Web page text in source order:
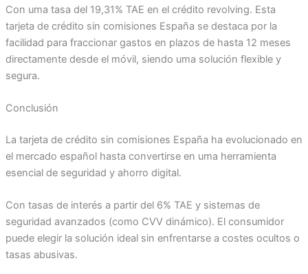
Con uma tasa del 19,31% TAE en el crédito revolving. Esta
tarjeta de crédito sin comisiones España se destaca por la
facilidad para fraccionar gastos en plazos de hasta 12 meses
directamente desde el móvil, siendo uma solución flexible y
segura.
Conclusión
La tarjeta de crédito sin comisiones España ha evolucionado en
el mercado español hasta convertirse en uma herramienta
esencial de seguridad y ahorro digital.
Con tasas de interés a partir del 6% TAE y sistemas de
seguridad avanzados (como CVV dinámico). El consumidor
puede elegir la solución ideal sin enfrentarse a costes ocultos o
tasas abusivas.